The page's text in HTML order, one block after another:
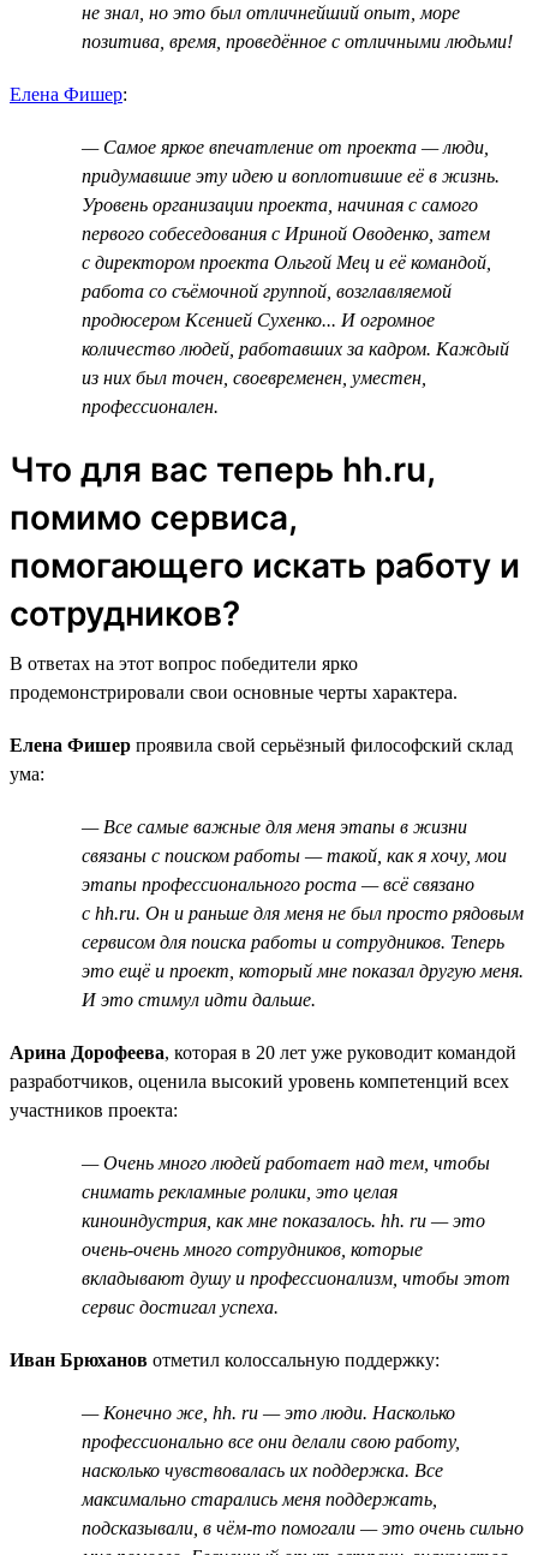
не знал, но это был отличнейший опыт, море
позитива, время, проведённое с отличными людьми!
Елена Фишер:
— Самое яркое впечатление от проекта — люди,
придумавшие эту идею и воплотившие её в жизнь.
Уровень организации проекта, начиная с самого
первого собеседования с Ириной Оводенко, затем
с директором проекта Ольгой Мец и её командой,
работа со съёмочной группой, возглавляемой
продюсером Ксенией Сухенко... И огромное
количество людей, работавших за кадром. Каждый
из них был точен, своевременен, уместен,
профессионален.
Что для вас теперь hh.ru,
помимо сервиса,
помогающего искать работу и
сотрудников?
В ответах на этот вопрос победители ярко
продемонстрировали свои основные черты характера.
Елена Фишер проявила свой серьёзный философский склад
ума:
— Все самые важные для меня этапы в жизни
связаны с поиском работы — такой, как я хочу, мои
этапы профессионального роста — всё связано
с hh.ru. Он и раньше для меня не был просто рядовым
сервисом для поиска работы и сотрудников. Теперь
это ещё и проект, который мне показал другую меня.
И это стимул идти дальше.
Арина Дорофеева, которая в 20 лет уже руководит командой
разработчиков, оценила высокий уровень компетенций всех
участников проекта:
— Очень много людей работает над тем, чтобы
снимать рекламные ролики, это целая
киноиндустрия, как мне показалось. hh. ru — это
очень-очень много сотрудников, которые
вкладывают душу и профессионализм, чтобы этот
сервис достигал успеха.
Иван Брюханов отметил колоссальную поддержку:
— Конечно же, hh. ru — это люди. Насколько
профессионально все они делали свою работу,
насколько чувствовалась их поддержка. Все
максимально старались меня поддержать,
подсказывали, в чём-то помогали — это очень сильно